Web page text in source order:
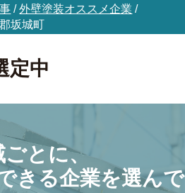
/外壁塗装オススメ企業 /
坂城町
定中
ごとに、
きる企業を選んで